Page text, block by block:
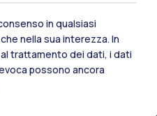
Frontiere
in qualsiasi
nella sua interezza. In
trattamento dei dati, i dati
possono ancora